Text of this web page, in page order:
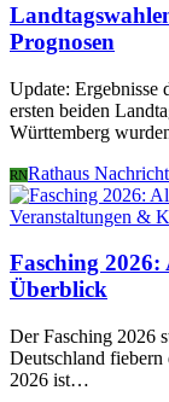
Prognosen
Update: Ergebnisse
ersten beiden
Württemberg
RNRathaus
Veranstaltungen &
Fasching
Überblick
Der Fasching 2026
Deutschland fiebern
2026 ist…